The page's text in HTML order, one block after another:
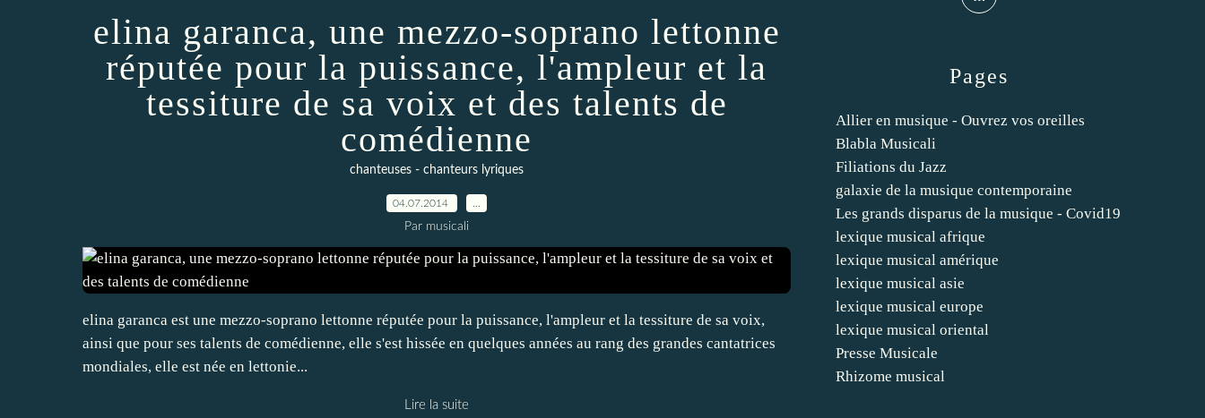
elina garanca, une mezzo-soprano lettonne
réputée pour la puissance, l'ampleur et la
tessiture de sa voix et des talents de
comédienne
chanteuses - chanteurs lyriques
04.07.2014
Par musicali
elina garanca est une mezzo-soprano lettonne réputée pour la puissance, l'ampleur et la tessiture de sa voix,
ainsi que pour ses talents de comédienne, elle s'est hissée en quelques années au rang des grandes cantatrices
mondiales, elle est née en lettonie...
Lire la suite
Pages
Allier en musique - Ouvrez vos oreilles
Blabla Musicali
Filiations du Jazz
galaxie de la musique contemporaine
Les grands disparus de la musique - Covid19
lexique musical afrique
lexique musical amérique
lexique musical asie
lexique musical europe
lexique musical oriental
Presse Musicale
Rhizome musical